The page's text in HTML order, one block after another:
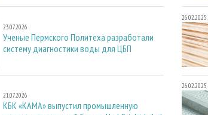
23.07.2026
Ученые Пермского Политеха разработали
систему диагностики воды для ЦБП
21.07.2026
КБК «КАМА» выпустил промышленную
26.02.2025
26.02.2025